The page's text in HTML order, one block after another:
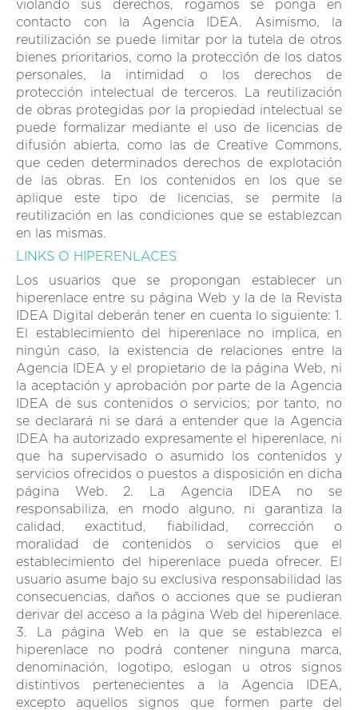
violando sus derechos, rogamos se ponga en
contacto con la Agencia IDEA. Asimismo, la
reutilización se puede limitar por la tutela de otros
bienes prioritarios, como la protección de los datos
personales, la intimidad o los derechos de
protección intelectual de terceros. La reutilización
de obras protegidas por la propiedad intelectual se
puede formalizar mediante el uso de licencias de
difusión abierta, como las de Creative Commons,
que ceden determinados derechos de explotación
de las obras. En los contenidos en los que se
aplique este tipo de licencias, se permite la
reutilización en las condiciones que se establezcan
en las mismas.
LINKS O HIPERENLACES
Los usuarios que se propongan establecer un
hiperenlace entre su página Web y la de la Revista
IDEA Digital deberán tener en cuenta lo siguiente: 1.
El establecimiento del hiperenlace no implica, en
ningún caso, la existencia de relaciones entre la
Agencia IDEA y el propietario de la página Web, ni
la aceptación y aprobación por parte de la Agencia
IDEA de sus contenidos o servicios; por tanto, no
se declarará ni se dará a entender que la Agencia
IDEA ha autorizado expresamente el hiperenlace, ni
que ha supervisado o asumido los contenidos y
servicios ofrecidos o puestos a disposición en dicha
página Web. 2. La Agencia IDEA no se
responsabiliza, en modo alguno, ni garantiza la
calidad, exactitud, fiabilidad, corrección o
moralidad de contenidos o servicios que el
establecimiento del hiperenlace pueda ofrecer. El
usuario asume bajo su exclusiva responsabilidad las
consecuencias, daños o acciones que se pudieran
derivar del acceso a la página Web del hiperenlace.
3. La página Web en la que se establezca el
hiperenlace no podrá contener ninguna marca,
denominación, logotipo, eslogan u otros signos
distintivos pertenecientes a la Agencia IDEA,
excepto aquellos signos que formen parte del